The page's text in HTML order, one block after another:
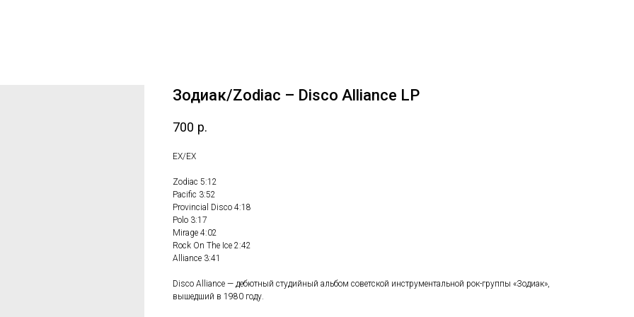
Зодиак/Zodiac – Disco Alliance LP
700 р.
EX/ЕХ
Zodiac 5:12
Pacific 3:52
Provincial Disco 4:18
Polo 3:17
Mirage 4:02
Rock On The Ice 2:42
Alliance 3:41
Disco Alliance — дебютный студийный альбом советской инструментальной рок-группы «Зодиак»,
вышедший в 1980 году.